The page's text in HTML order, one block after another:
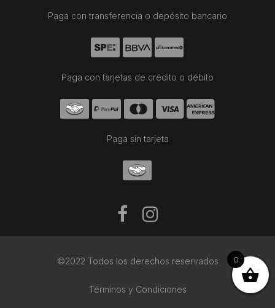
Paga con transferencia o depósito bancario
Paga con tarjetas de crédito o débito
Paga sin tarjeta
©2022 Todos los derechos reservados
Términos y Condiciones
0